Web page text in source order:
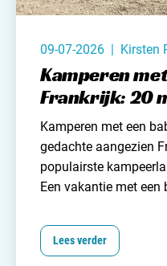
09-07-2026 | Kirsten
Kamperen
Frankrijk: 20
Kamperen met een
gedachte aangezien
populairste
Een vakantie met
een geschikte
met goede faciliteiten
Lees verder